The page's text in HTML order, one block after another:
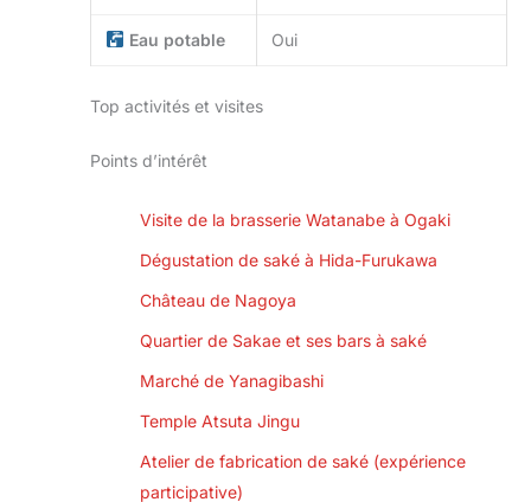
Eau potable Oui
Top activités et visites
Points d’intérêt
Visite de la brasserie Watanabe à Ogaki
Dégustation de saké à Hida-Furukawa
Château de Nagoya
Quartier de Sakae et ses bars à saké
Marché de Yanagibashi
Temple Atsuta Jingu
Atelier de fabrication de saké (expérience
participative)